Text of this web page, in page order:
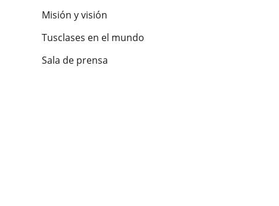
Misión y visión
Tusclases en el mundo
Sala de prensa